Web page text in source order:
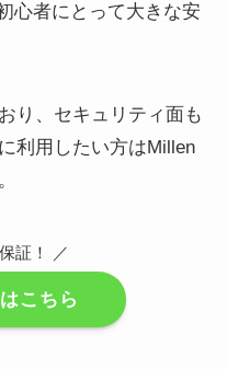
心者にとって大きな安
り、セキュリティ面も
利用したい方はMillen
証！ ／
こちら